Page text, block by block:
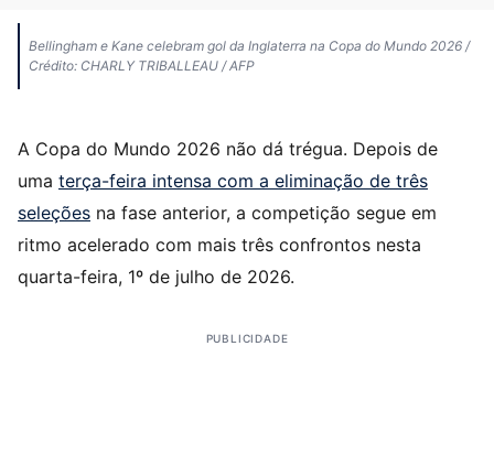
Bellingham e Kane celebram gol da Inglaterra na Copa do Mundo 2026 /
Crédito: CHARLY TRIBALLEAU / AFP
A Copa do Mundo 2026 não dá trégua. Depois de
uma terça-feira intensa com a eliminação de três
seleções na fase anterior, a competição segue em
ritmo acelerado com mais três confrontos nesta
quarta-feira, 1º de julho de 2026.
PUBLICIDADE